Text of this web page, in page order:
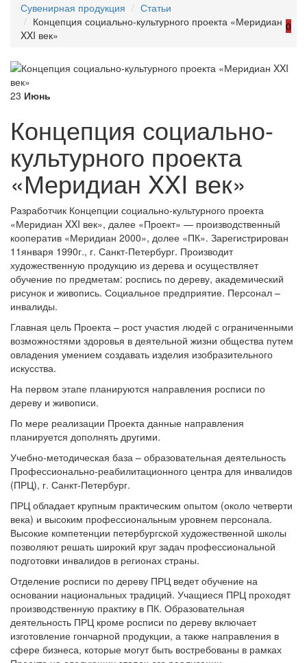
0
Сувенирная продукция
Статьи
Концепция социально-культурного проекта «Меридиан
XXI век»
23 Июнь
Концепция социально-
культурного проекта
«Меридиан XXI век»
Разработчик Концепции социально-культурного проекта
«Меридиан XXI век», далее «Проект» — производственный
кооператив «Меридиан 2000», долее «ПК». Зарегистрирован
11января 1990г., г. Санкт-Петербург. Производит
художественную продукцию из дерева и осуществляет
обучение по предметам: роспись по дереву, академический
рисунок и живопись. Социальное предприятие. Персонал –
инвалиды.
Главная цель Проекта – рост участия людей с ограниченными
возможностями здоровья в деятельной жизни общества путем
овладения умением создавать изделия изобразительного
искусства.
На первом этапе планируются направления росписи по
дереву и живописи.
По мере реализации Проекта данные направления
планируется дополнять другими.
Учебно-методическая база – образовательная деятельность
Профессионально-реабилитационного центра для инвалидов
(ПРЦ), г. Санкт-Петербург.
ПРЦ обладает крупным практическим опытом (около четверти
века) и высоким профессиональным уровнем персонала.
Высокие компетенции петербургской художественной школы
позволяют решать широкий круг задач профессиональной
подготовки инвалидов в регионах страны.
Отделение росписи по дереву ПРЦ ведет обучение на
основании национальных традиций. Учащиеся ПРЦ проходят
производственную практику в ПК. Образовательная
деятельность ПРЦ кроме росписи по дереву включает
изготовление гончарной продукции, а также направления в
сфере бизнеса, которые могут быть востребованы в рамках